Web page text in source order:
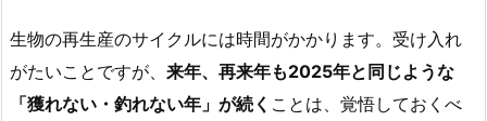
生物の再生産のサイクルには時間がかかります。受け入れ
がたいことですが、 来年、再来年も2025年と同じような
「獲れない・釣れない年」が続く ことは、覚悟しておくべ